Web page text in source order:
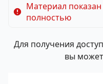
Материал
полностью
Для получения
вы